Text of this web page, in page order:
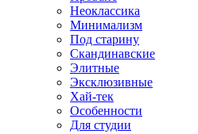
Неоклассика
Минимализм
Под старину
Скандинавские
Элитные
Эксклюзивные
Хай-тек
Особенности
Для студии